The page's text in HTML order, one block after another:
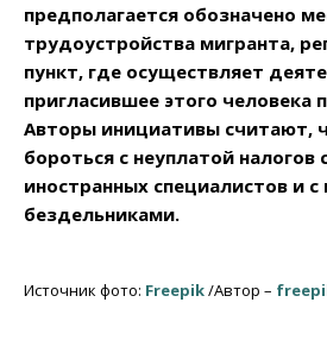
предполагается обозначено
трудоустройства мигранта,
пункт, где осуществляет
пригласившее этого человека
Авторы инициативы считают,
бороться с неуплатой налогов
иностранных специалистов и
бездельниками.
Источник фото: Freepik/Автор –